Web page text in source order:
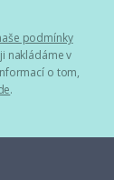
podmínky
nakládáme v
o tom,
.